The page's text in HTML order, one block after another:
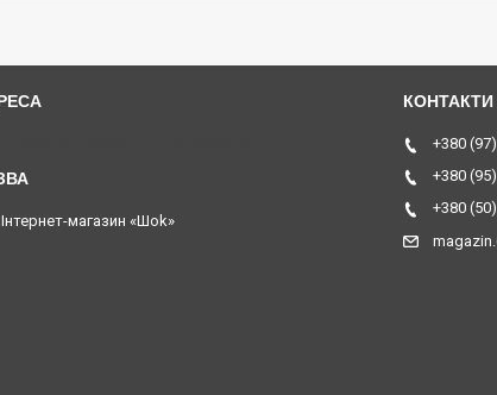
Інтернет-магазин «Шоk»
+380
+380
+380